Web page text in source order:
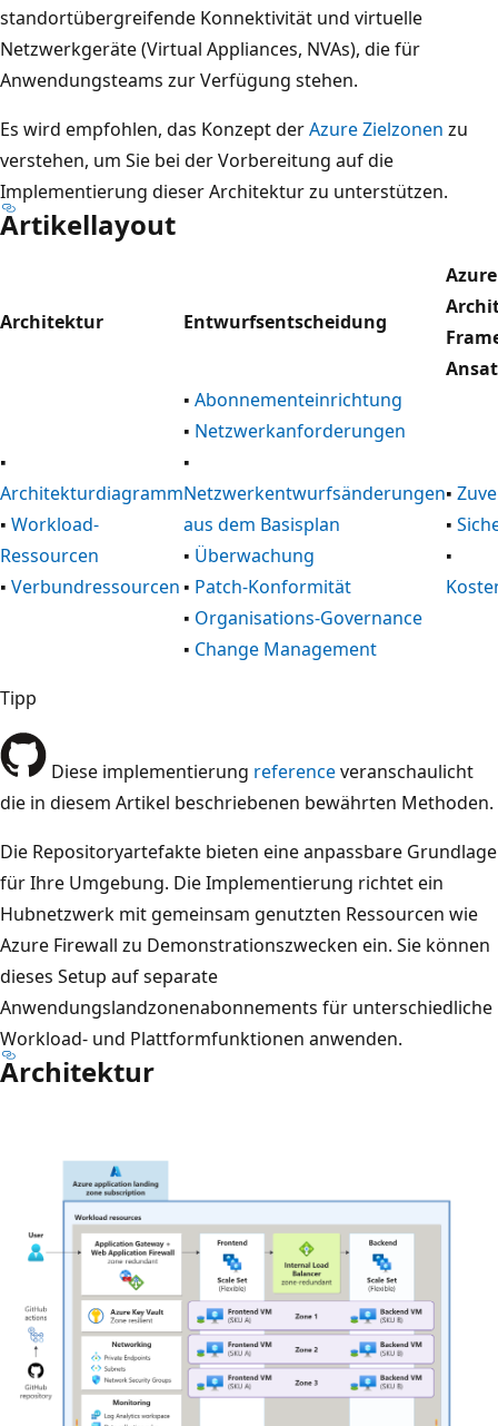
standortübergreifende Konnektivität und virtuelle
Netzwerkgeräte (Virtual Appliances, NVAs), die für
Anwendungsteams zur Verfügung stehen.
Es wird empfohlen, das Konzept derAzure Zielzonen zu
verstehen, um Sie bei der Vorbereitung auf die
Implementierung dieser Architektur zu unterstützen.
Artikellayout
Architektur Entwurfsentscheidung
▪
Architekturdiagramm
▪ Workload-
Ressourcen
▪ Verbundressourcen
▪ Abonnementeinrichtung
▪ Netzwerkanforderungen
▪
Netzwerkentwurfsänderungen
aus dem Basisplan
▪ Überwachung
▪ Patch-Konformität
▪ Organisations-Governance
▪ Change Management
▪
▪
▪
Tipp
Diese implementierung referenceveranschaulicht
die in diesem Artikel beschriebenen bewährten Methoden.
Die Repositoryartefakte bieten eine anpassbare Grundlage
für Ihre Umgebung. Die Implementierung richtet ein
Hubnetzwerk mit gemeinsam genutzten Ressourcen wie
Azure Firewall zu Demonstrationszwecken ein. Sie können
dieses Setup auf separate
Anwendungslandzonenabonnements für unterschiedliche
Workload- und Plattformfunktionen anwenden.
Architektur